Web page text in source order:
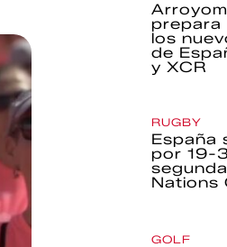
prepara
los
de
y XCR
RUGBY
España
por 19-
Nations
GOLF